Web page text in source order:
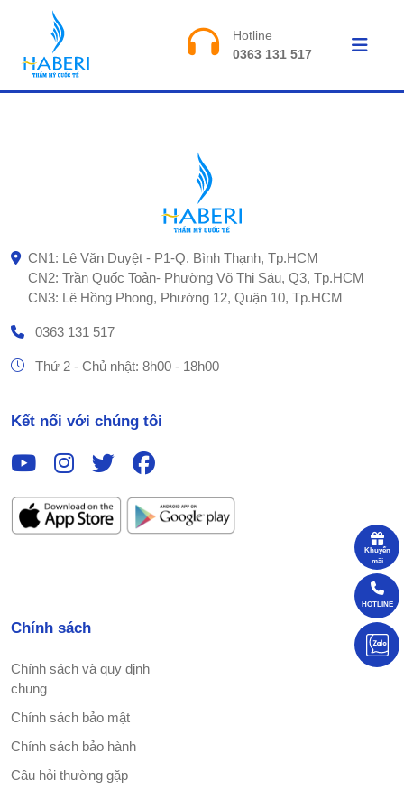
Hotline
0363 131 517
CN1: Lê Văn Duyệt - P1-Q. Bình Thạnh, Tp.HCM
CN2: Trần Quốc Toản- Phường Võ Thị Sáu, Q3, Tp.HCM
CN3: Lê Hồng Phong, Phường 12, Quận 10, Tp.HCM
0363 131 517
Thứ 2 - Chủ nhật: 8h00 - 18h00
Kết nối với chúng tôi
Chính sách
Chính sách và quy định
chung
Chính sách bảo mật
Chính sách bảo hành
Câu hỏi thường gặp
Khuyến
mãi
HOTLINE